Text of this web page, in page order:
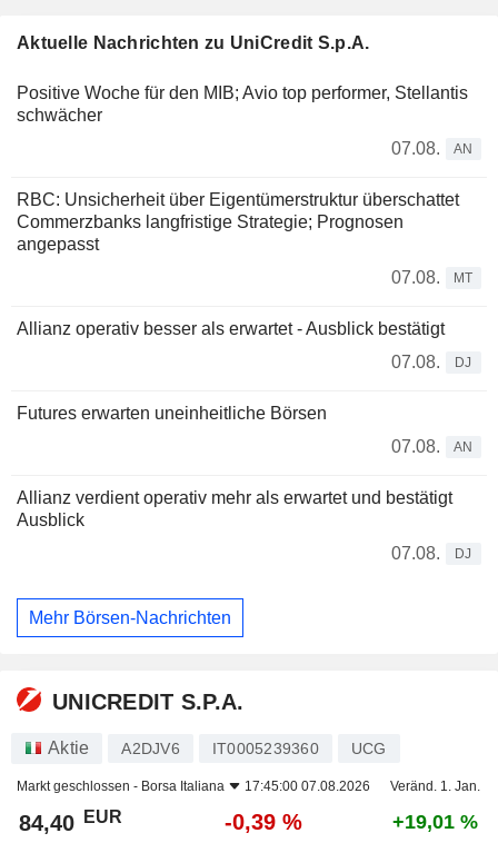
Aktuelle Nachrichten zu UniCredit S.p.A.
Positive Woche für den MIB; Avio top performer, Stellantis
schwächer
07.08.
AN
RBC: Unsicherheit über Eigentümerstruktur überschattet
Commerzbanks langfristige Strategie; Prognosen
angepasst
07.08.
MT
Allianz operativ besser als erwartet - Ausblick bestätigt
07.08.
DJ
Futures erwarten uneinheitliche Börsen
07.08.
AN
Allianz verdient operativ mehr als erwartet und bestätigt
Ausblick
07.08.
DJ
Mehr Börsen-Nachrichten
UNICREDIT S.P.A.
Aktie A2DJV6 IT0005239360 UCG
Markt geschlossen - Borsa Italiana 17:45:00 07.08.2026 Veränd. 1. Jan.
84,40 EUR -0,39 % +19,01 %